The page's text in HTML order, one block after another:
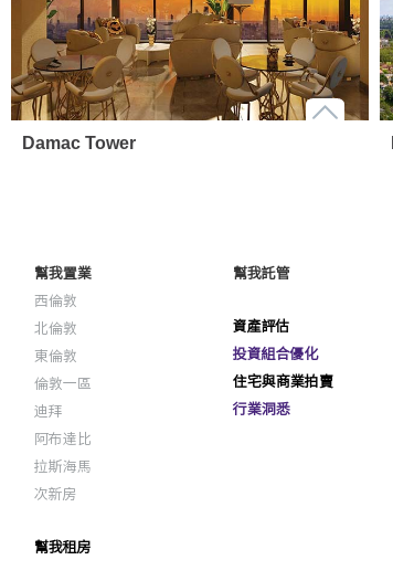
Damac Tower
幫我置業
西倫敦
北倫敦
東倫敦
倫敦一區
迪拜
阿布達比
拉斯海馬
次新房
幫我租房
幫我託管
資產評估
投資組合優化
住宅與商業拍賣
行業洞悉